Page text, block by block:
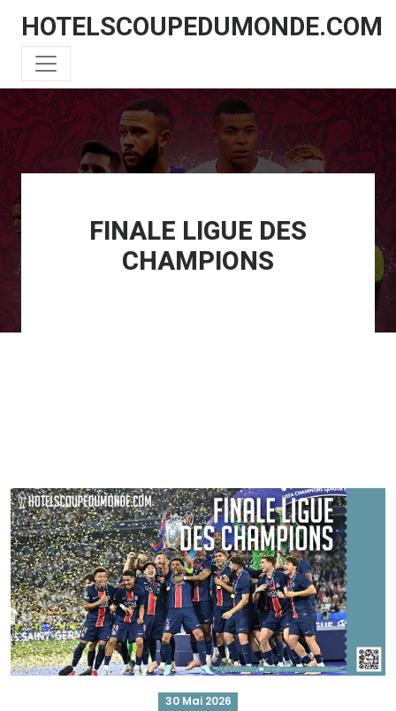
HOTELSCOUPEDUMONDE.COM
FINALE LIGUE DES
CHAMPIONS
30 Mai 2026